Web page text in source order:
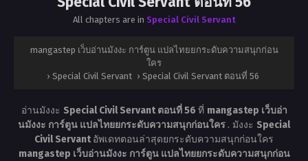
All chapters are in Special Civil Servant
mangastep เว็บอ่านมังงะ การ์ตูน แปลไทยยกระดับความสนุกก่อน
ใคร
› Special Civil Servant › Special Civil Servant ตอนที่ 56
อ่านมังงะ Special Civil Servant ตอนที่ 56 ที่ mangastep เว็บอ่า
นมังงะ การ์ตูน แปลไทยยกระดับความสนุกก่อนใคร . มังงะ Special
Civil Servantอัพเดทตอนล่าสุดยกระดับความสนุกก่อนใคร
mangastep เว็บอ่านมังงะ การ์ตูน แปลไทยยกระดับความสนุกก่อน